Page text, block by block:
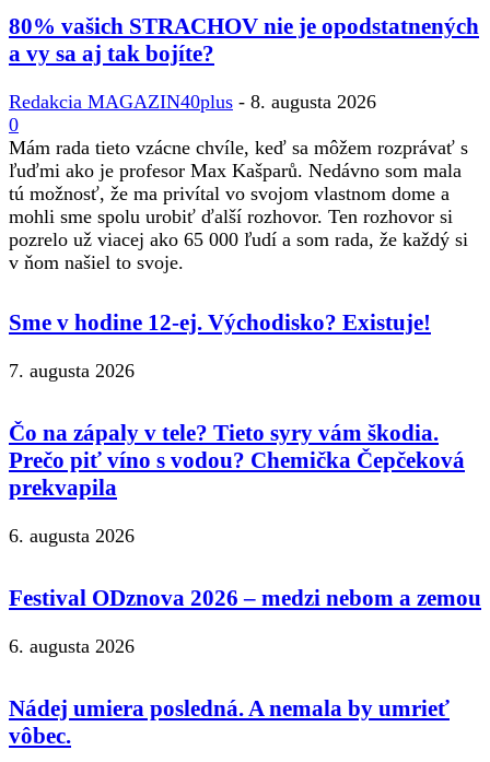
80% vašich STRACHOV nie je opodstatnených
a vy sa aj tak bojíte?
Redakcia MAGAZIN40plus - 8. augusta 2026
0
Mám rada tieto vzácne chvíle, keď sa môžem rozprávať s
ľuďmi ako je profesor Max Kašparů. Nedávno som mala
tú možnosť, že ma privítal vo svojom vlastnom dome a
mohli sme spolu urobiť ďalší rozhovor. Ten rozhovor si
pozrelo už viacej ako 65 000 ľudí a som rada, že každý si
v ňom našiel to svoje.
Sme v hodine 12-ej. Východisko? Existuje!
7. augusta 2026
Čo na zápaly v tele? Tieto syry vám škodia.
Prečo piť víno s vodou? Chemička Čepčeková
prekvapila
6. augusta 2026
Festival ODznova 2026 – medzi nebom a zemou
6. augusta 2026
Nádej umiera posledná. A nemala by umrieť
vôbec.